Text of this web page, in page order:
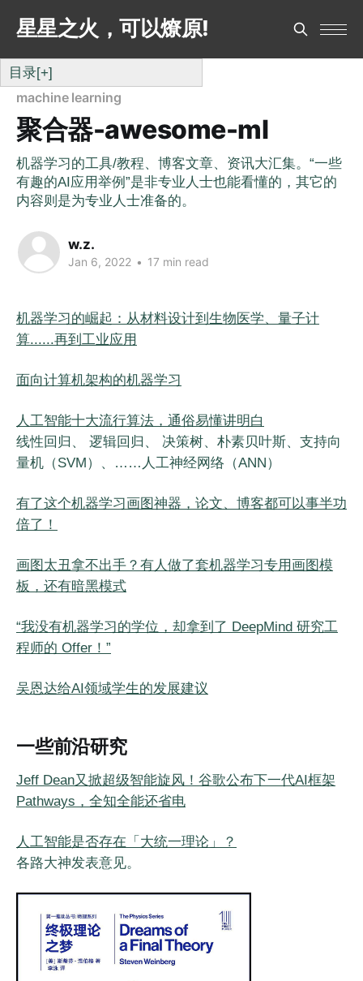
星星之火，可以燎原!
目录[+]
machine learning
聚合器-awesome-ml
机器学习的工具/教程、博客文章、资讯大汇集。“一些
有趣的AI应用举例”是非专业人士也能看懂的，其它的
内容则是为专业人士准备的。
w.z.
Jan 6, 2022 • 17 min read
机器学习的崛起：从材料设计到生物医学、量子计
算......再到工业应用
面向计算机架构的机器学习
人工智能十大流行算法，通俗易懂讲明白
线性回归、 逻辑回归、 决策树、朴素贝叶斯、支持向
量机（SVM）、……人工神经网络（ANN）
有了这个机器学习画图神器，论文、博客都可以事半功
倍了！
画图太丑拿不出手？有人做了套机器学习专用画图模
板，还有暗黑模式
“我没有机器学习的学位，却拿到了 DeepMind 研究工
程师的 Offer！”
吴恩达给AI领域学生的发展建议
一些前沿研究
Jeff Dean又掀超级智能旋风！谷歌公布下一代AI框架
Pathways，全知全能还省电
人工智能是否存在「大统一理论」？
各路大神发表意见。